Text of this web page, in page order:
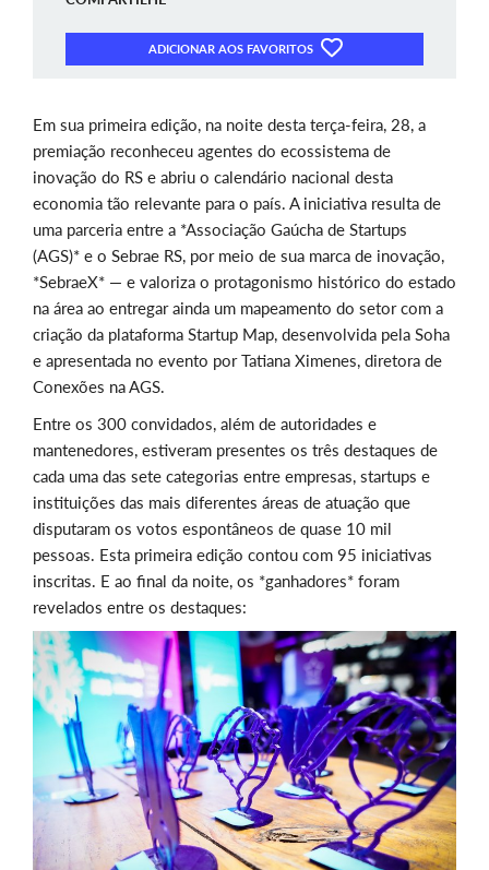
ADICIONAR AOS FAVORITOS
Em sua primeira edição, na noite desta terça-feira, 28, a
premiação reconheceu agentes do ecossistema de
inovação do RS e abriu o calendário nacional desta
economia tão relevante para o país. A iniciativa resulta de
uma parceria entre a *Associação Gaúcha de Startups
(AGS)* e o Sebrae RS, por meio de sua marca de inovação,
*SebraeX* — e valoriza o protagonismo histórico do estado
na área ao entregar ainda um mapeamento do setor com a
criação da plataforma Startup Map, desenvolvida pela Soha
e apresentada no evento por Tatiana Ximenes, diretora de
Conexões na AGS.
Entre os 300 convidados, além de autoridades e
mantenedores, estiveram presentes os três destaques de
cada uma das sete categorias entre empresas, startups e
instituições das mais diferentes áreas de atuação que
disputaram os votos espontâneos de quase 10 mil
pessoas. Esta primeira edição contou com 95 iniciativas
inscritas. E ao final da noite, os *ganhadores* foram
revelados entre os destaques: